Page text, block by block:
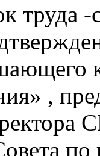
труда
,